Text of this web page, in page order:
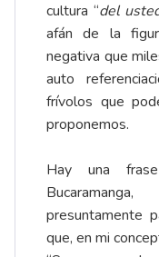
cultura “del
afán de la
negativa que
auto
frívolos que
proponemos.
Hay una
presuntamente
que, en mi